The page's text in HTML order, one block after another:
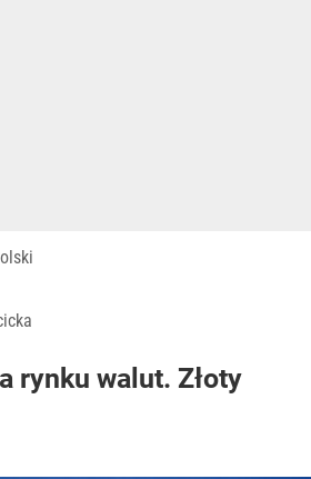
rynku walut. Złoty